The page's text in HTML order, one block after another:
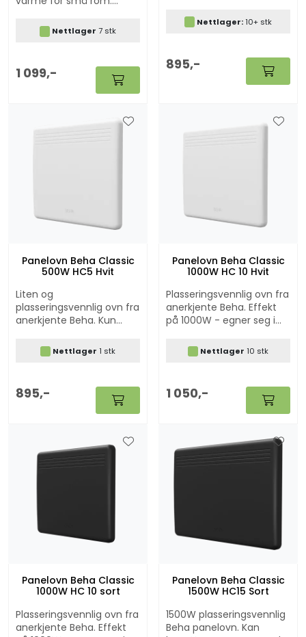
også godt til våre "Ring
hytta varm" produkter.
Nettlager 7 stk
1 099,-
små rom og på hytta.
Kan benyttes sammen
varm" løsninger.
Nettlager:10+ stk
895,-
Panelovn Beha Classic
500W HC5 Hvit
Liten og
plasseringsvennlig ovn fra
anerkjente Beha. Kun
rom og på hytta. Kan
benyttes sammen med
løsninger.
Nettlager 1 stk
895,-
Panelovn Beha Classic
1000W HC 10 Hvit
Plasseringsvennlig ovn fra
anerkjente Beha. Effekt
på 1000W - egner seg i
og på hytta. Kan benyttes
sammen med våre "Ring
Nettlager 10 stk
1 050,-
Panelovn Beha Classic
1000W HC 10 sort
Plasseringsvennlig ovn fra
anerkjente Beha. Effekt
Panelovn Beha Classic
1500W HC15 Sort
1500W plasseringsvennlig
Beha panelovn. Kan